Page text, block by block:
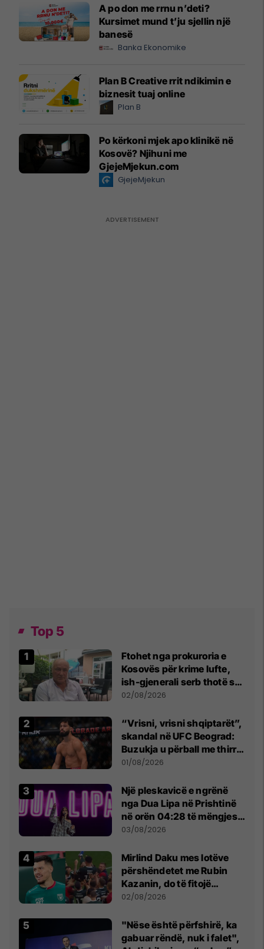
A po don me rrnu n’deti?
Kursimet mund t’ju sjellin një
banesë
Banka Ekonomike
Plan B Creative rrit ndikimin e
biznesit tuaj online
Plan B
Po kërkoni mjek apo klinikë në
Kosovë? Njihuni me
GjejeMjekun.com
GjejeMjekun
Top 5
Ftohet nga prokuroria e
Kosovës për krime lufte,
ish-gjenerali serb thotë se
dikush e tradhtoi në
02/08/2026
“Vrisni, vrisni shqiptarët”,
skandal në UFC Beograd:
Buzukja u përball me thirrje
anti-shqiptare nga
01/08/2026
Një pleskavicë e ngrënë
nga Dua Lipa në Prishtinë
në orën 04:28 të mëngjesit
- dhe bota digjitale serbe
03/08/2026
Mirlind Daku mes lotëve
përshëndetet me Rubin
Kazanin, do të fitojë
miliona te Spartak Moska
02/08/2026
"Nëse është përfshirë, ka
gabuar rëndë, nuk i falet",